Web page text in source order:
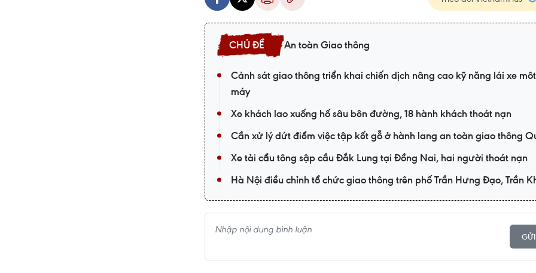
An toàn Giao thông
Cảnh sát giao thông triển khai chiến dịch nâng cao kỹ năng lái xe
máy
Xe khách lao xuống hố sâu bên đường, 18 hành khách thoát nạn
Cần xử lý dứt điểm việc tập kết gỗ ở hành lang an toàn giao thông
Xe tải cẩu tông sập cầu Đắk Lung tại Đồng Nai, hai người thoát nạn
Hà Nội điều chỉnh tổ chức giao thông trên phố Trần Hưng Đạo, Trần